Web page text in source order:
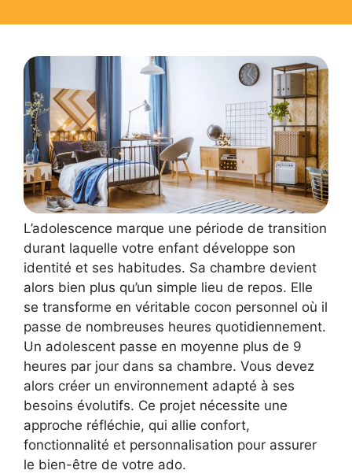
L’adolescence marque une période de transition
durant laquelle votre enfant développe son
identité et ses habitudes. Sa chambre devient
alors bien plus qu’un simple lieu de repos. Elle
se transforme en véritable cocon personnel où il
passe de nombreuses heures quotidiennement.
Un adolescent passe en moyenne plus de 9
heures par jour dans sa chambre. Vous devez
alors créer un environnement adapté à ses
besoins évolutifs. Ce projet nécessite une
approche réfléchie, qui allie confort,
fonctionnalité et personnalisation pour assurer
le bien-être de votre ado.